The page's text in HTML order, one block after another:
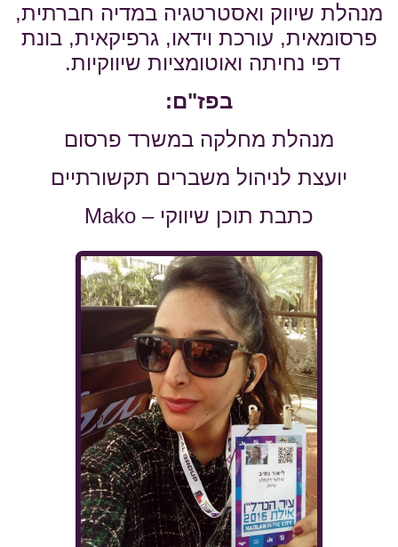
מנהלת שיווק ואסטרטגיה במדיה חברתית,
פרסומאית, עורכת וידאו, גרפיקאית, בונת
דפי נחיתה ואוטומציות שיווקיות.
בפז"ם:
מנהלת מחלקה במשרד פרסום
יועצת לניהול משברים תקשורתיים
כתבת תוכן שיווקי – Mako